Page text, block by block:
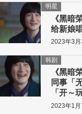
《黑暗
给新娘
明星
2023年3
《黑暗
同事「
「开～
韩剧
2023年1